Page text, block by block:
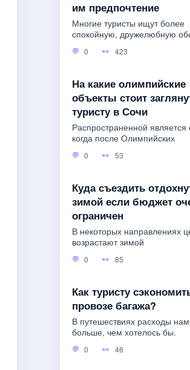
им предпочтение
Многие туристы ищут более
спокойную, дружелюбную
0 423
На какие олимпийские
объекты стоит
туристу в Сочи
Распространенной является
когда после Олимпийских
0 53
Куда съездить
зимой если бюджет
ограничен
В некоторых направлениях
возрастают зимой
0 85
Как туристу
провозе багажа?
В путешествиях расходы
больше, чем хотелось бы.
0 46